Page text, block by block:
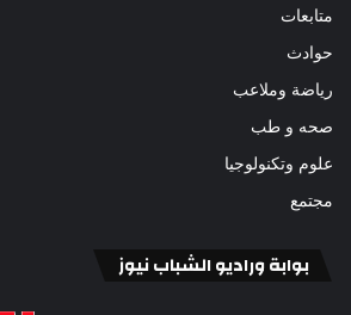
متابعات
حوادث
رياضة وملاعب
صحه و طب
علوم وتكنولوجيا
مجتمع
بوابة وراديو الشباب نيوز